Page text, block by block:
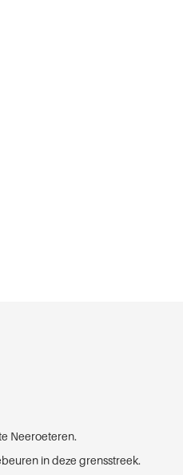
Neeroeteren.
in deze grensstreek.